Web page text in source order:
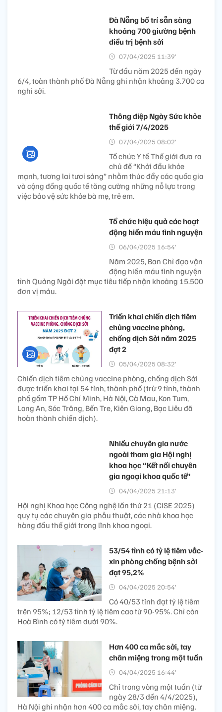
Đà Nẵng bố trí sẵn sàng
khoảng 700 giường bệnh
điều trị bệnh sởi
07/04/2025 11:39’
Từ đầu năm 2025 đến ngày
6/4, toàn thành phố Đà Nẵng ghi nhận khoảng 3.700 ca
nghi sởi.
Thông điệp Ngày Sức khỏe
thế giới 7/4/2025
07/04/2025 08:02’
Tổ chức Y tế Thế giới đưa ra
chủ đề “Khởi đầu khỏe
mạnh, tương lai tươi sáng” nhằm thúc đẩy các quốc gia
và cộng đồng quốc tế tăng cường những nỗ lực trong
việc bảo vệ sức khỏe bà mẹ, trẻ em.
Tổ chức hiệu quả các hoạt
động hiến máu tình nguyện
06/04/2025 16:54’
Năm 2025, Ban Chỉ đạo vận
động hiến máu tình nguyện
tỉnh Quảng Ngãi đặt mục tiêu tiếp nhận khoảng 15.500
đơn vị máu.
Triển khai chiến dịch tiêm
chủng vaccine phòng,
chống dịch Sởi năm 2025
đợt 2
05/04/2025 08:32’
Chiến dịch tiêm chủng vaccine phòng, chống dịch Sởi
được triển khai tại 54 tỉnh, thành phố (trừ 9 tỉnh, thành
phố gồm TP Hồ Chí Minh, Hà Nội, Cà Mau, Kon Tum,
Long An, Sóc Trăng, Bến Tre, Kiên Giang, Bạc Liêu đã
hoàn thành chiến dịch).
Nhiều chuyên gia nước
ngoài tham gia Hội nghị
khoa học “Kết nối chuyên
gia ngoại khoa quốc tế”​
04/04/2025 21:13’
Hội nghị Khoa học Công nghệ lần thứ 21 (CISE 2025)
quy tụ các chuyên gia phẫu thuật, các nhà khoa học
hàng đầu thế giới trong lĩnh khoa ngoại.
53/54 tỉnh có tỷ lệ tiêm vắc-
xin phòng chống bệnh sởi
đạt 95,2%
04/04/2025 20:54’
Có 40/53 tỉnh đạt tỷ lệ tiêm
trên 95%; 12/53 tỉnh tỷ lệ tiêm cao từ 90-95%. Chỉ còn
Hoà Bình có tỷ tiêm dưới 90%.
Hơn 400 ca mắc sởi, tay
chân miệng trong một tuần
04/04/2025 16:44’
Chỉ trong vòng một tuần (từ
ngày 28/3 đến 4/4/2025),
Hà Nội ghi nhận hơn 400 ca mắc sởi, tay chân miệng.